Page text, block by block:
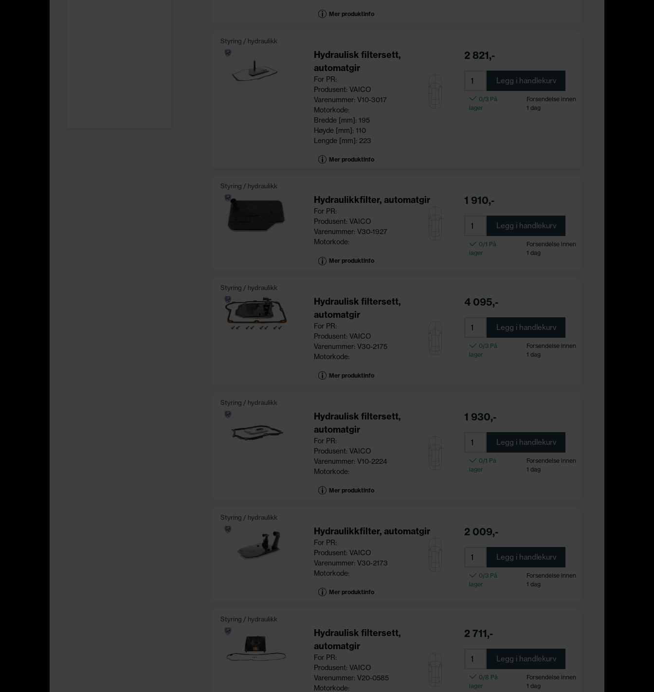
Mer produktinfo
Styring / hydraulikk
Hydraulisk filtersett,
automatgir
For PR:
Produsent: VAICO
Varenummer: V10-3017
Motorkode:
Bredde [mm]: 195
Høyde [mm]: 110
Lengde [mm]: 223
Mer produktinfo
2 821,-
Legg i handlekurv
0/3 På
lager
Forsendelse innen
1 dag
Styring / hydraulikk
Hydraulikkfilter, automatgir
For PR:
Produsent: VAICO
Varenummer: V30-1927
Motorkode:
Mer produktinfo
1 910,-
Legg i handlekurv
0/1 På
lager
Forsendelse innen
1 dag
Styring / hydraulikk
Hydraulisk filtersett,
automatgir
For PR:
Produsent: VAICO
Varenummer: V30-2175
Motorkode:
Mer produktinfo
4 095,-
Legg i handlekurv
0/3 På
lager
Forsendelse innen
1 dag
Styring / hydraulikk
Hydraulisk filtersett,
automatgir
For PR:
Produsent: VAICO
Varenummer: V10-2224
Motorkode:
Mer produktinfo
1 930,-
Legg i handlekurv
0/1 På
lager
Forsendelse innen
1 dag
Styring / hydraulikk
Hydraulikkfilter, automatgir
For PR:
Produsent: VAICO
Varenummer: V30-2173
Motorkode:
Mer produktinfo
2 009,-
Legg i handlekurv
0/3 På
lager
Forsendelse innen
1 dag
Styring / hydraulikk
Hydraulisk filtersett,
automatgir
For PR:
Produsent: VAICO
Varenummer: V20-0585
Motorkode:
2 711,-
Legg i handlekurv
0/8 På
lager
Forsendelse innen
1 dag